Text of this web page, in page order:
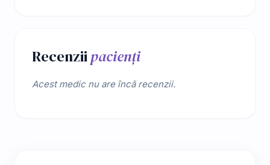
Recenziipacienți
Acest medic nu are încă recenzii.